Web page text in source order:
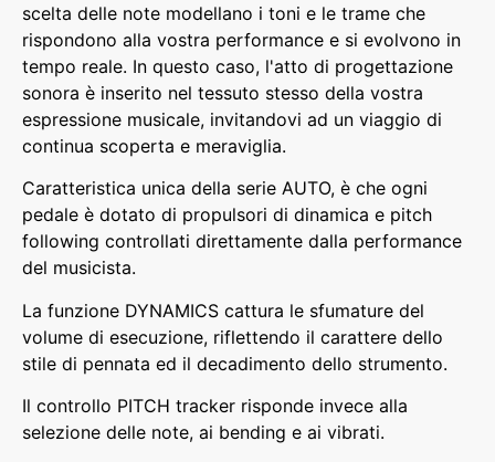
scelta delle note modellano i toni e le trame che
rispondono alla vostra performance e si evolvono in
tempo reale. In questo caso, l'atto di progettazione
sonora è inserito nel tessuto stesso della vostra
espressione musicale, invitandovi ad un viaggio di
continua scoperta e meraviglia.
Caratteristica unica della serie AUTO, è che ogni
pedale è dotato di propulsori di dinamica e pitch
following controllati direttamente dalla performance
del musicista.
La funzione DYNAMICS cattura le sfumature del
volume di esecuzione, riflettendo il carattere dello
stile di pennata ed il decadimento dello strumento.
Il controllo PITCH tracker risponde invece alla
selezione delle note, ai bending e ai vibrati.